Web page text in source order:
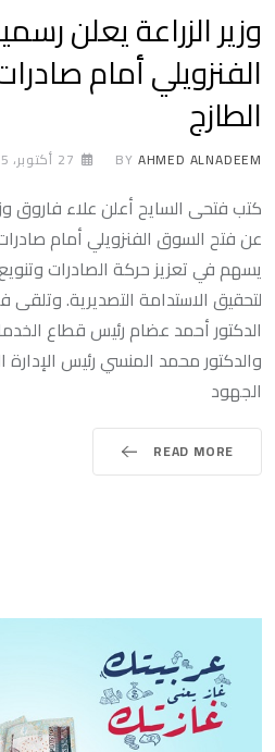
وزير الزراعة يعلن
الفنزويلي أمام
الطازج
BY AHMED ALNADEEM 27 أكتوبر، 2025
كتب فتحى السايح أعلن علاء فاروق
عن فتح السوق الفنزويلي أمام
يسهم في تعزيز حركة الصادرات
لتحقيق الاستدامة التصديرية.
الدكتور أحمد عضام رئيس قطاع
والدكتور محمد المنسي رئيس الإدارة
الجهود
READ MORE